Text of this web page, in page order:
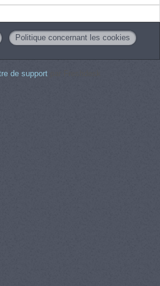
Politique concernant les cookies
de support